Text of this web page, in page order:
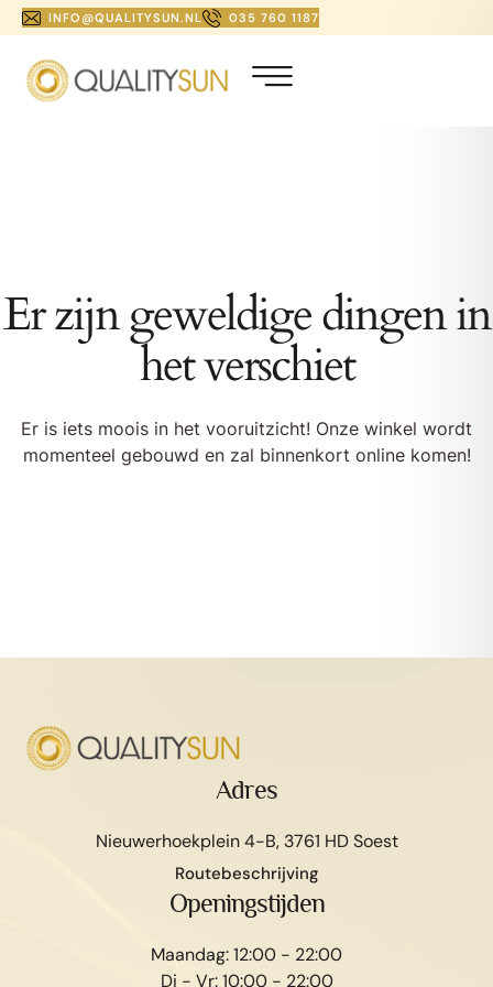
INFO@QUALITYSUN.NL 035 760 1187
Afspraak maken
Er zijn geweldige dingen in
het verschiet
Er is iets moois in het vooruitzicht! Onze winkel wordt
momenteel gebouwd en zal binnenkort online komen!
Adres
Nieuwerhoekplein 4-B, 3761 HD Soest
Routebeschrijving
Openingstijden
Maandag: 12:00 - 22:00
Di - Vr: 10:00 - 22:00